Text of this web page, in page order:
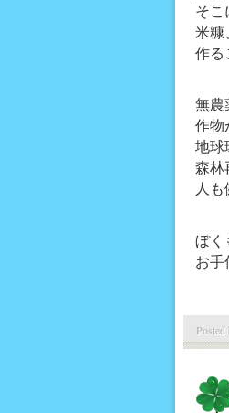
そこ
米糠
作る
無農
作物
地球
森林
人
ぼく
お手
Posted